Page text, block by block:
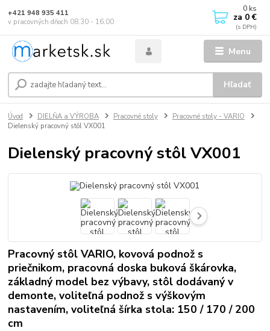
Menu
Hľadať
+421 948 935 411
v pracovných dňoch 08.30 - 16.00
0 ks
za 0 €
Úvod DIELŇA a VÝROBA Pracovné stoly
Pracovné stoly - VARIO
Dielenský pracovný stôl VX001
Dielenský pracovný stôl VX001
Pracovný stôl VARIO, kovová podnož s
priečnikom, pracovná doska buková škárovka,
základný model bez výbavy, stôl dodávaný v
demonte, voliteľná podnož s výškovým
nastavením, voliteľná šírka stola: 150 / 170 / 200
cm